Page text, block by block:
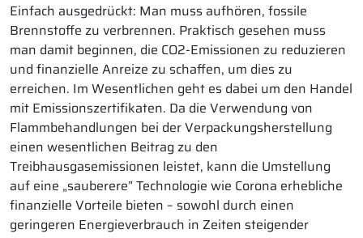
Einfach ausgedrückt: Man muss aufhören, fossile
Brennstoffe zu verbrennen. Praktisch gesehen muss
man damit beginnen, die CO2-Emissionen zu reduzieren
und finanzielle Anreize zu schaffen, um dies zu
erreichen. Im Wesentlichen geht es dabei um den Handel
mit Emissionszertifikaten. Da die Verwendung von
Flammbehandlungen bei der Verpackungsherstellung
einen wesentlichen Beitrag zu den
Treibhausgasemissionen leistet, kann die Umstellung
auf eine „sauberere” Technologie wie Corona erhebliche
finanzielle Vorteile bieten – sowohl durch einen
geringeren Energieverbrauch in Zeiten steigender